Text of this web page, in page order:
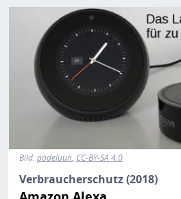
Bild
Bild:padeluun CC-BY-SA 4.0
Verbraucherschutz (2018)